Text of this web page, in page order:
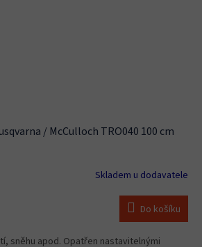
/ McCulloch TRO040 100 cm
Skladem u dodavatele
Do košíku
sněhu apod. Opatřen nastavitelnými